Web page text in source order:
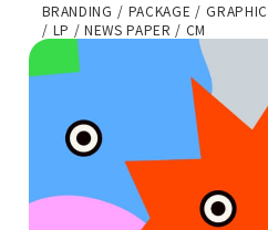
BRANDING / PACKAGE /
/ LP / NEWS PAPER / CM